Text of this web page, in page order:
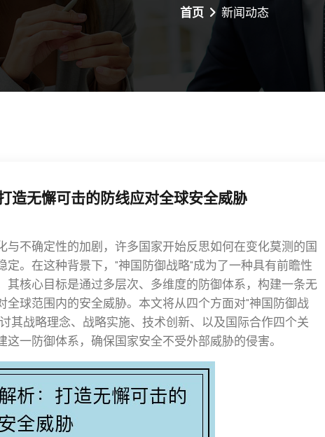
首页 新闻动态
造无懈可击的防线应对全球安全威胁
与不确定性的加剧，许多国家开始反思如何在变化莫测的国
定。在这种背景下，"神国防御战略"成为了一种具有前瞻性
其核心目标是通过多层次、多维度的防御体系，构建一条无
全球范围内的安全威胁。本文将从四个方面对"神国防御战
其战略理念、战略实施、技术创新、以及国际合作四个关
一防御体系，确保国家安全不受外部威胁的侵害。